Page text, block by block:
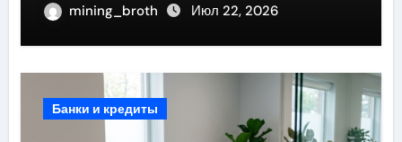
mining_broth Июл 22, 2026
Банки и кредиты